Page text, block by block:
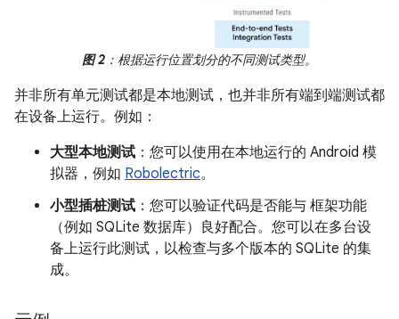
图 2 ：根据运行位置划分的不同测试类型。
并非所有单元测试都是本地测试，也并非所有端到端测试都
在设备上运行。例如：
大型本地测试 ：您可以使用在本地运行的 Android 模
拟器，例如 Robolectric。
小型插桩测试 ：您可以验证代码是否能与 框架功能
（例如 SQLite 数据库）良好配合。您可以在多台设
备上运行此测试，以检查与多个版本的 SQLite 的集
成。